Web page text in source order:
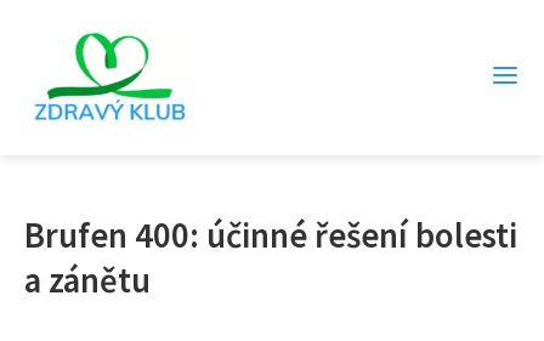
Brufen 400: účinné řešení bolesti
a zánětu